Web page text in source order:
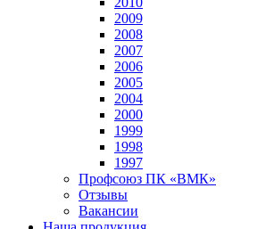
2009
2008
2007
2006
2005
2004
2000
1999
1998
1997
Профсоюз ПК «ВМК»
Отзывы
Вакансии